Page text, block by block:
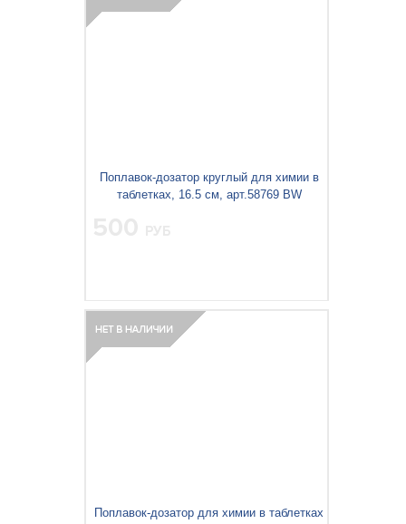
Поплавок-дозатор круглый для химии в
таблетках, 16.5 см, арт.58769 BW
Поплавок-дозатор для химии в таблетках